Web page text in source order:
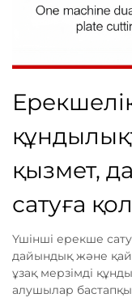
қызмет,
сатуға
Үшінші ерекше
дайындық және
ұзақ мерзімді
алушылар